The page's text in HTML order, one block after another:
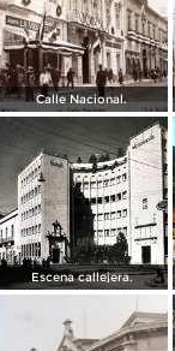
Calle Nacional.
Escena callejera.